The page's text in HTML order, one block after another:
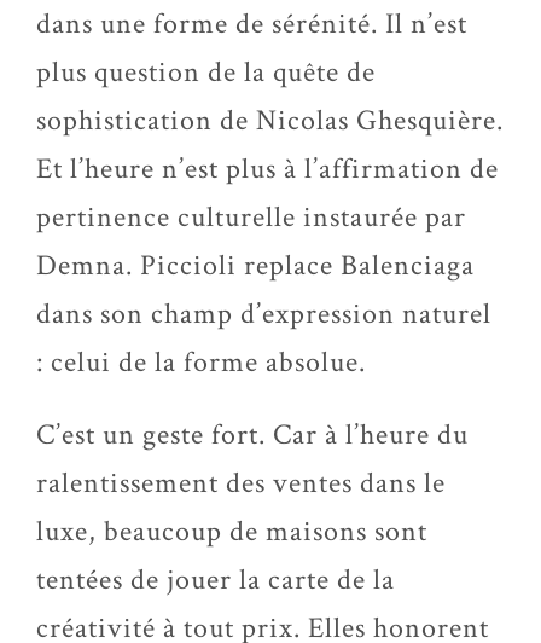
dans une forme de sérénité. Il n’est
plus question de la quête de
sophistication de Nicolas Ghesquière.
Et l’heure n’est plus à l’affirmation de
pertinence culturelle instaurée par
Demna. Piccioli replace Balenciaga
dans son champ d’expression naturel
: celui de la forme absolue.
C’est un geste fort. Car à l’heure du
ralentissement des ventes dans le
luxe, beaucoup de maisons sont
tentées de jouer la carte de la
créativité à tout prix. Elles honorent